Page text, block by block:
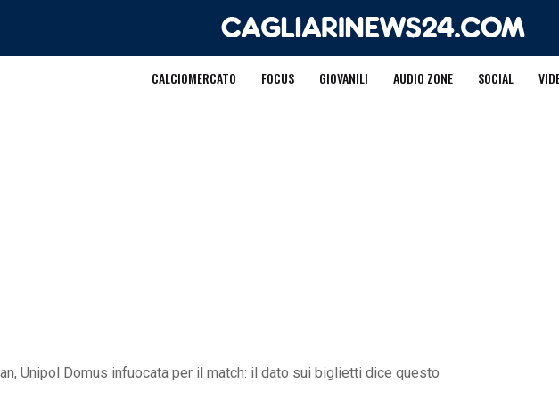
CALCIOMERCATO FOCUS GIOVANILI AUDIO ZONE SOCIAL
Unipol Domus infuocata per il match: il dato sui biglietti dice questo